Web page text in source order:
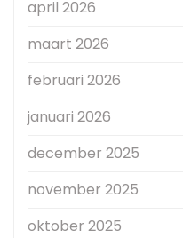
april 2026
maart 2026
februari 2026
januari 2026
december 2025
november 2025
oktober 2025